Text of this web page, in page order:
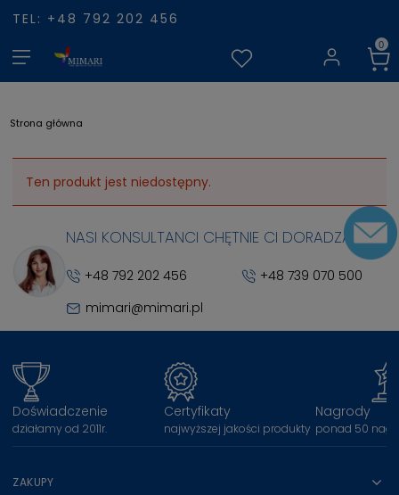
TEL: +48 792 202 456
Strona główna
Ten produkt jest niedostępny.
NASI KONSULTANCI CHĘTNIE CI DORADZĄ
+48 792 202 456
+48 739 070 500
mimari@mimari.pl
Doświadczenie
działamy od 2011r.
Certyfikaty
najwyższej jakości produkty
Nagrody
ponad 50
ZAKUPY